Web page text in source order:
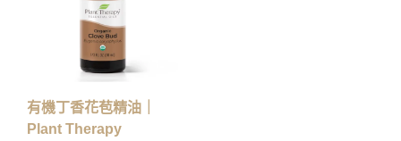
有機丁香花苞精油｜
Plant Therapy